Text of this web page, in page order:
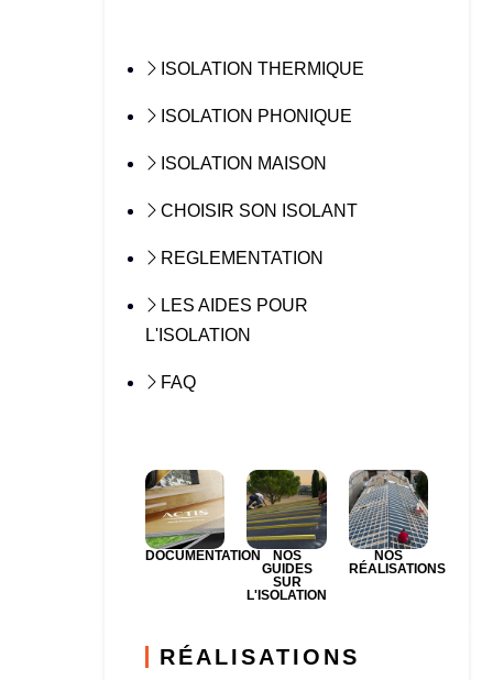
ISOLATION THERMIQUE
ISOLATION PHONIQUE
ISOLATION MAISON
CHOISIR SON ISOLANT
REGLEMENTATION
LES AIDES POUR
L'ISOLATION
FAQ
DOCUMENTATION
NOS
GUIDES
SUR
L'ISOLATION
NOS
RÉALISATIONS
RÉALISATIONS